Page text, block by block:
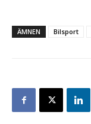
ÄMNEN Bilsport